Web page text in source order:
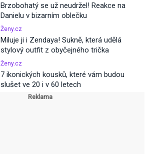
Brzobohatý se už neudržel! Reakce na
Danielu v bizarním oblečku
Ženy.cz
Miluje ji i Zendaya! Sukně, která udělá
stylový outfit z obyčejného trička
Ženy.cz
7 ikonických kousků, které vám budou
slušet ve 20 i v 60 letech